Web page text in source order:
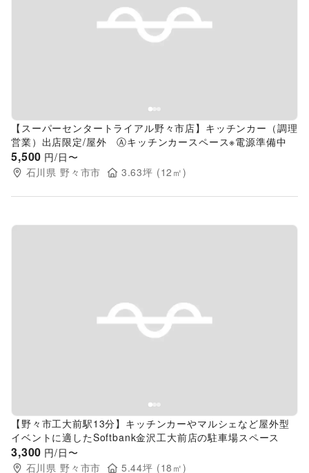
Previous slide
【スーパーセンタートライアル野々市店】キッチンカー（調理
営業）出店限定/屋外 Ⓐキッチンカースペース※電源準備中
5,500 円/日〜
石川県 野々市市 3.63坪 (12 ㎡)
Previous slide
【野々市工大前駅13分】キッチンカーやマルシェなど屋外型
イベントに適したSoftbank金沢工大前店の駐車場スペース
3,300 円/日〜
石川県 野々市市 5.44坪 (18 ㎡)